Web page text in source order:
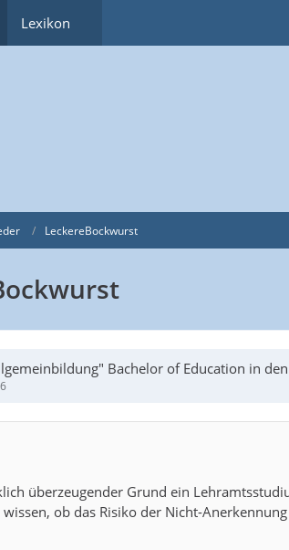
Lexikon
LeckereBockwurst
Bachelor of Education in
überzeugender Grund ein
ob das Risiko der Nicht-